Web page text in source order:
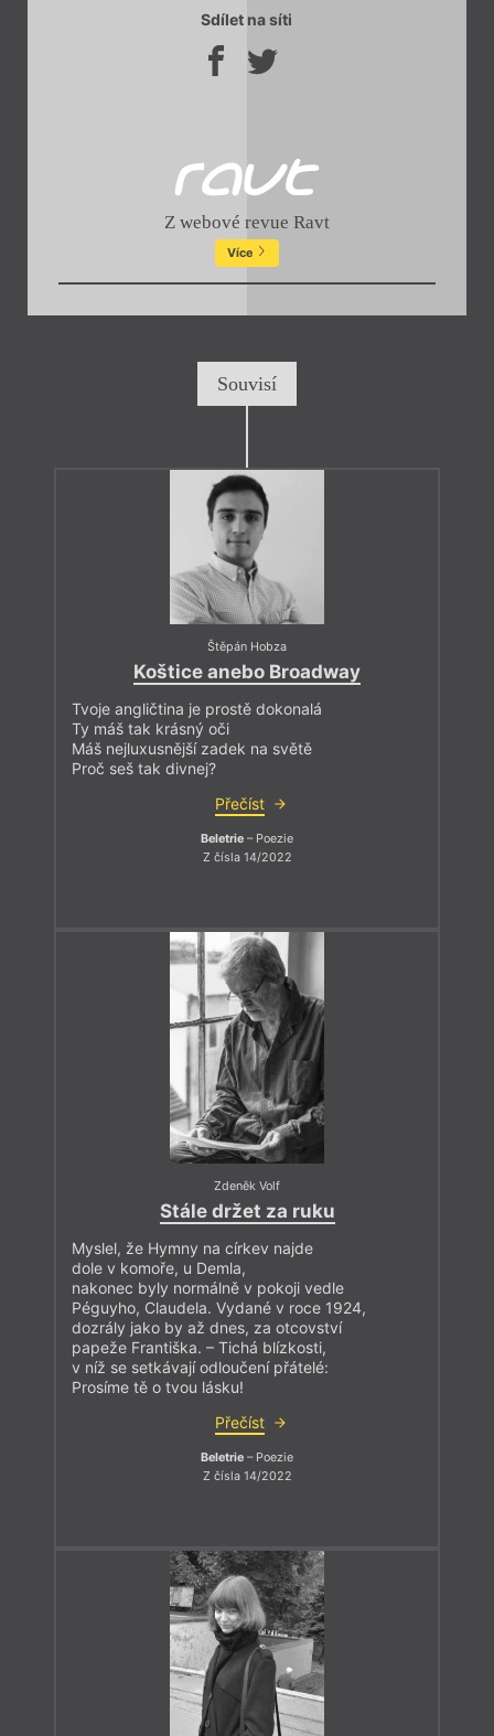
Sdílet na síti
Z webové revue Ravt
Více
Souvisí
Štěpán Hobza
Koštice anebo Broadway
Tvoje angličtina je prostě dokonalá
Ty máš tak krásný oči
Máš nejluxusnější zadek na světě
Proč seš tak divnej?
Přečíst
Beletrie – Poezie
Z čísla 14/2022
Zdeněk Volf
Stále držet za ruku
Myslel, že Hymny na církev najde
dole v komoře, u Demla,
nakonec byly normálně v pokoji vedle
Péguyho, Claudela. Vydané v roce 1924,
dozrály jako by až dnes, za otcovství
papeže Františka. – Tichá blízkosti,
v níž se setkávají odloučení přátelé:
Prosíme tě o tvou lásku!
Přečíst
Beletrie – Poezie
Z čísla 14/2022